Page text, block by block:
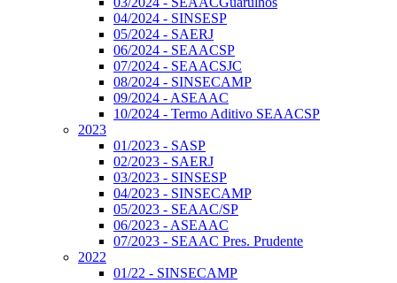
04/2024 - SINSESP
05/2024 - SAERJ
06/2024 - SEAACSP
07/2024 - SEAACSJC
08/2024 - SINSECAMP
09/2024 - ASEAAC
10/2024 - Termo Aditivo SEAACSP
2023
01/2023 - SASP
02/2023 - SAERJ
03/2023 - SINSESP
04/2023 - SINSECAMP
05/2023 - SEAAC/SP
06/2023 - ASEAAC
07/2023 - SEAAC Pres. Prudente
2022
01/22 - SINSECAMP